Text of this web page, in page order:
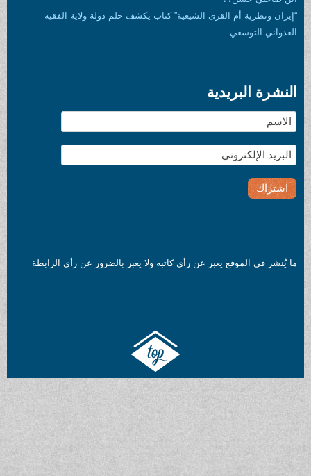
كتاب يكشف حلم دولة ولاية الفقيه
كاتبه ولا يعبر بالضرور عن رأي الرابطة